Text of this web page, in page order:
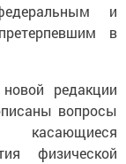
и
в
редакции
вопросы
касающиеся
физической